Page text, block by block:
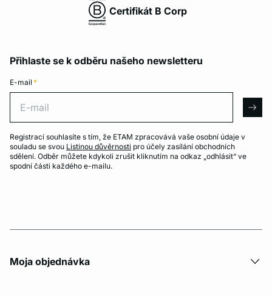
Certifikát B Corp
Přihlaste se k odběru našeho newsletteru
E-mail *
Registrací souhlasíte s tím, že ETAM zpracovává vaše osobní údaje v
souladu se svou Listinou důvěrnosti pro účely zasílání obchodních
sdělení. Odběr můžete kdykoli zrušit kliknutím na odkaz „odhlásit“ ve
spodní části každého e-mailu.
Moja objednávka